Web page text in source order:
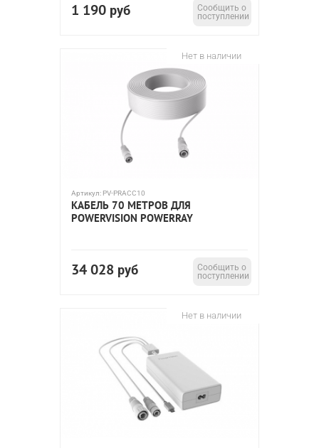
1 190 руб
Сообщить о
поступлении
Нет в наличии
Артикул: PV-PRACC10
КАБЕЛЬ 70 МЕТРОВ ДЛЯ
POWERVISION POWERRAY
34 028 руб
Сообщить о
поступлении
Нет в наличии